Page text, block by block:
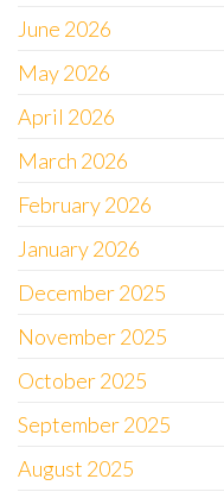
June 2026
May 2026
April 2026
March 2026
February 2026
January 2026
December 2025
November 2025
October 2025
September 2025
August 2025